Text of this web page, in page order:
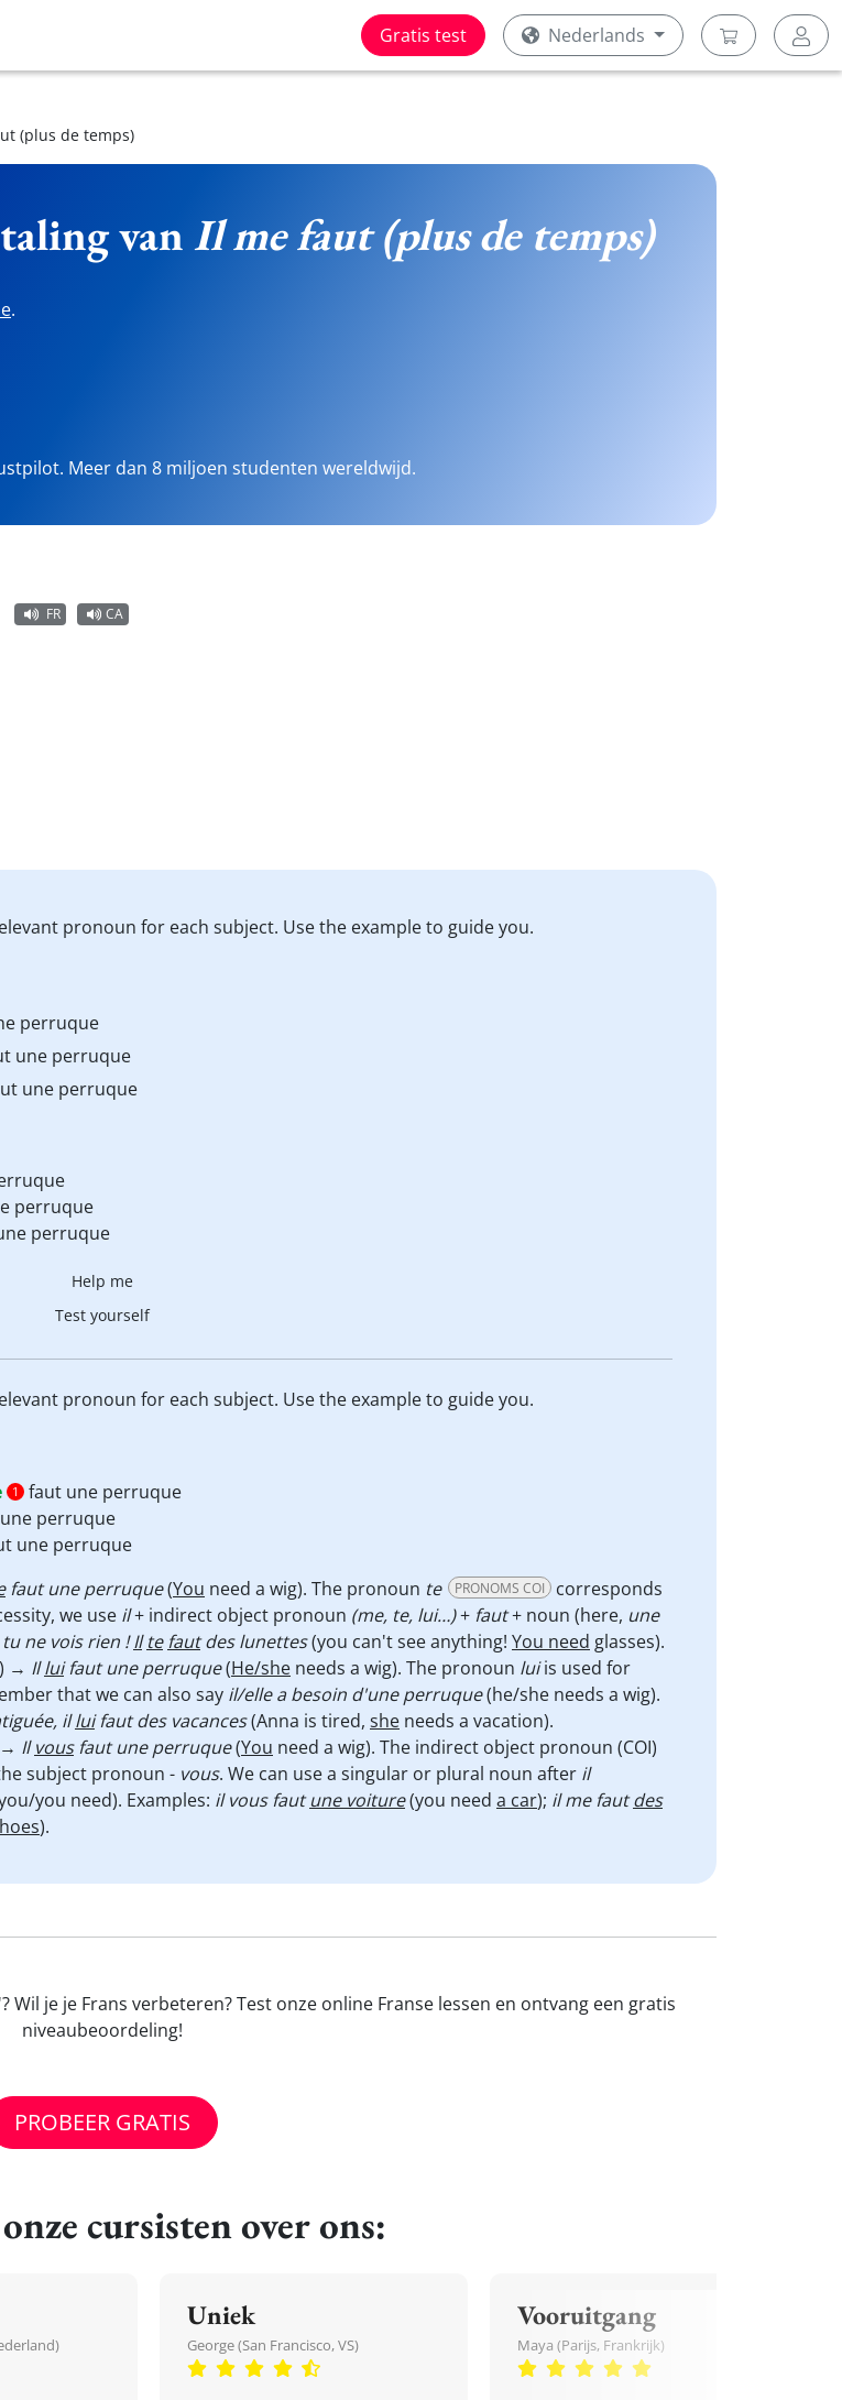
Gratis test Nederlands
(plus de temps)
vanIl me faut (plus de temps)
.
Meer dan 8 miljoen studenten wereldwijd.
FR CA
pronoun for each subject. Use the example to guide you.
perruque
une perruque
une perruque
perruque
perruque
Help me
Test yourself
pronoun for each subject. Use the example to guide you.
1
faut une perruque
perruque
une perruque
faut une perruque(You need a wig). The pronoun te PRONOMS COI
corresponds
we use il+ indirect object pronoun (me, te, lui…)+ faut+ noun (here, une
tu ne vois rien !Il te fautdes lunettes(you can't see anything! You need glasses).
) → Illuifaut une perruque(He/she needs a wig). The pronoun luiis used for
that we can also say il/elle a besoin d'une perruque(he/she needs a wig).
illuifaut des vacances(Anna is tired, she needs a vacation).
Ilvousfaut une perruque(You need a wig). The indirect object pronoun (COI)
subject pronoun - vous. We can use a singular or plural noun after il
you need). Examples: il vous fautune voiture(you need a car); il me fautdes
).
je je Frans verbeteren? Test onze online Franse lessen en ontvang een gratis
niveaubeoordeling!
PROBEER GRATIS
cursisten over ons:
Uniek
George (San Francisco, VS)
Vooruitgang
Maya (Parijs, Frankrijk)